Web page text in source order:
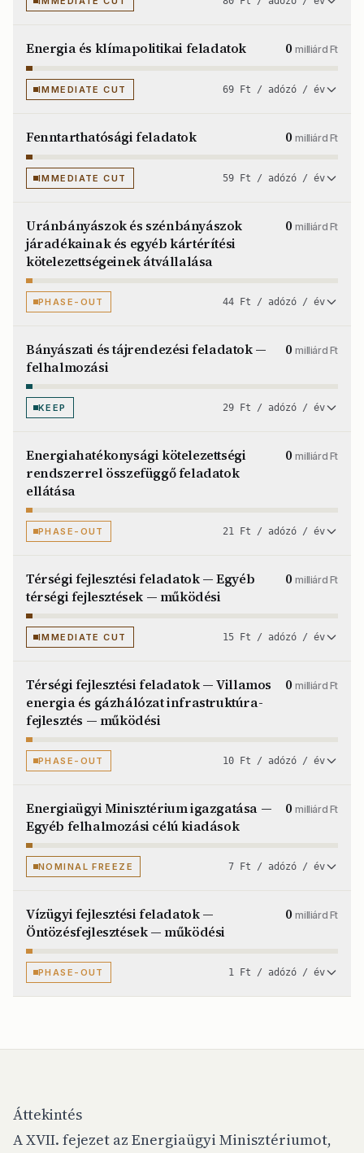
Energia és klímapolitikai feladatok 0milliárd Ft
IMMEDIATE CUT 69 Ft / adózó / év
Fenntarthatósági feladatok 0milliárd Ft
IMMEDIATE CUT 59 Ft / adózó / év
Uránbányászok és szénbányászok
járadékainak és egyéb kártérítési
kötelezettségeinek átvállalása
0milliárd Ft
PHASE-OUT 44 Ft / adózó / év
Bányászati és tájrendezési feladatok —
felhalmozási
0milliárd Ft
KEEP 29 Ft / adózó / év
Energiahatékonysági kötelezettségi
rendszerrel összefüggő feladatok
ellátása
0milliárd Ft
PHASE-OUT 21 Ft / adózó / év
Térségi fejlesztési feladatok — Egyéb
térségi fejlesztések — működési
0milliárd Ft
IMMEDIATE CUT 15 Ft / adózó / év
Térségi fejlesztési feladatok — Villamos
energia és gázhálózat infrastruktúra-
fejlesztés — működési
0milliárd Ft
PHASE-OUT 10 Ft / adózó / év
Energiaügyi Minisztérium igazgatása —
Egyéb felhalmozási célú kiadások
0milliárd Ft
NOMINAL FREEZE 7 Ft / adózó / év
Vízügyi fejlesztési feladatok —
Öntözésfejlesztések — működési
0milliárd Ft
PHASE-OUT 1 Ft / adózó / év
Áttekintés
A XVII. fejezet az Energiaügyi Minisztériumot,